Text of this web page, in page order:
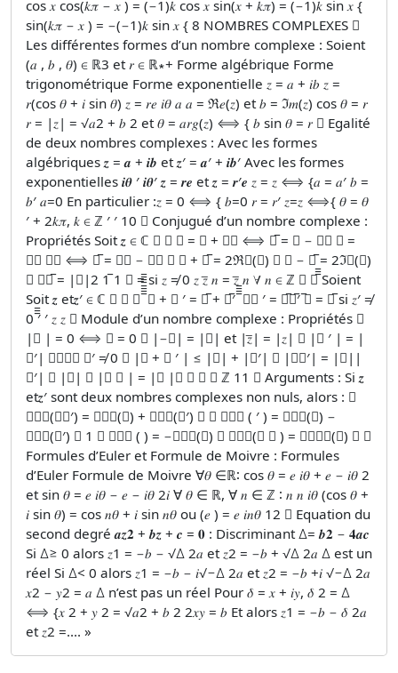
cos 𝑥 cos(𝑘𝜋 − 𝑥 ) = (−1)𝑘 cos 𝑥 sin(𝑥 + 𝑘𝜋) = (−1)𝑘 sin 𝑥 {
sin(𝑘𝜋 − 𝑥 ) = −(−1)𝑘 sin 𝑥 { 8 NOMBRES COMPLEXES 
Les différentes formes d’un nombre complexe : Soient
(𝑎 , 𝑏 , 𝜃) ∈ ℝ3 et 𝑟 ∈ ℝ∗+ Forme algébrique Forme
trigonométrique Forme exponentielle 𝑧 = 𝑎 + 𝑖𝑏 𝑧 =
𝑟(cos 𝜃 + 𝑖 sin 𝜃) 𝑧 = 𝑟𝑒 𝑖𝜃 𝑎 𝑎 = ℜ𝑒(𝑧) et 𝑏 = ℑ𝑚(𝑧) cos 𝜃 = 𝑟
𝑟 = |𝑧| = √𝑎2 + 𝑏 2 et 𝜃 = 𝑎𝑟𝑔(𝑧) ⟺ { 𝑏 sin 𝜃 = 𝑟  Egalité
de deux nombres complexes : Avec les formes
algébriques 𝒛 = 𝒂 + 𝒊𝒃 et 𝒛′ = 𝒂′ + 𝒊𝒃′ Avec les formes
exponentielles 𝒊𝜽 ′ 𝒊𝜽′ 𝒛 = 𝒓𝒆 et 𝒛 = 𝒓′𝒆 𝑧 = 𝑧 ⟺ {𝑎 = 𝑎′ 𝑏 =
𝑏′ 𝑎=0 En particulier :𝑧 = 0 ⟺ { 𝑏=0 𝑟 = 𝑟′ 𝑧=𝑧 ⟺{ 𝜃 = 𝜃
′ + 2𝑘𝜋, 𝑘 ∈ ℤ ′ ′ 10  Conjugué d’un nombre complexe :
Propriétés Soit 𝒛 ∈ ℂ   𝑧 = 𝑎 + 𝑖𝑏 ⟺ 𝑧̅ = 𝑎 − 𝑖𝑏 𝑧 =
𝑟𝑒 𝑖𝜃 ⟺ 𝑧̅ = 𝑟𝑒 − 𝑖𝜃  𝑧 + 𝑧̅ = 2ℜ𝑒(𝑧)  𝑧 − 𝑧̅ = 2ℑ𝑚(𝑧)
 𝑧𝑧̅ = |𝑧|2 1̅ 1  = si 𝑧 ≠ 0 𝑧 𝑧̅ 𝑛 = 𝑧̅ 𝑛 ∀ 𝑛 ∈ ℤ  𝑧̅̅̅ Soient
Soit 𝒛 et𝒛′ ∈ ℂ    ̅̅̅̅̅̅̅̅ 𝑧 + 𝑧 ′ = 𝑧̅ + 𝑧̅′ ̅̅̅̅ 𝑧𝑧 ′ = 𝑧̅𝑧̅′ ̅𝑧 = 𝑧̅ si 𝑧′ ≠
0 ̅̅̅′ ′ 𝑧 𝑧  Module d’un nombre complexe : Propriétés 
|𝑧 | = 0 ⟺ 𝑧 = 0  |−𝑧| = |𝑧| et |𝑧̅| = |𝑧|  |𝑧 ′ | = |
𝑧′| 𝑎𝑣𝑒𝑐 𝑧′ ≠ 0  |𝑧 + 𝑧 ′ | ≤ |𝑧| + |𝑧′|  |𝑧𝑧′| = |𝑧||
𝑧′| 𝑧 |𝑧|  |𝑧 𝑛 | = |𝑧 |𝑛 ∀ 𝑛 ∈ ℤ 11  Arguments : Si 𝒛
et𝒛′ sont deux nombres complexes non nuls, alors : 
𝑎𝑟𝑔(𝑧𝑧′) = 𝑎𝑟𝑔(𝑧) + 𝑎𝑟𝑔(𝑧′) 𝑧  𝑎𝑟𝑔 ( ′ ) = 𝑎𝑟𝑔(𝑧) −
𝑎𝑟𝑔(𝑧′) 𝑧 1  𝑎𝑟𝑔 ( ) = −𝑎𝑟𝑔(𝑧)  𝑎𝑟𝑔(𝑧 𝑛 ) = 𝑛𝑎𝑟𝑔(𝑧) 𝑧 
Formules d’Euler et Formule de Moivre : Formules
d’Euler Formule de Moivre ∀𝜃 ∈ℝ∶ cos 𝜃 = 𝑒 𝑖𝜃 + 𝑒 − 𝑖𝜃 2
et sin 𝜃 = 𝑒 𝑖𝜃 − 𝑒 − 𝑖𝜃 2𝑖 ∀ 𝜃 ∈ ℝ, ∀ 𝑛 ∈ ℤ ∶ 𝑛 𝑛 𝑖𝜃 (cos 𝜃 +
𝑖 sin 𝜃) = cos 𝑛𝜃 + 𝑖 sin 𝑛𝜃 ou (𝑒 ) = 𝑒 𝑖𝑛𝜃 12  Equation du
second degré 𝒂𝒛𝟐 + 𝒃𝒛 + 𝒄 = 𝟎 : Discriminant ∆= 𝒃𝟐 − 𝟒𝒂𝒄
Si ∆≥ 0 alors 𝑧1 = −𝑏 − √∆ 2𝑎 et 𝑧2 = −𝑏 + √∆ 2𝑎 ∆ est un
réel Si ∆< 0 alors 𝑧1 = −𝑏 − 𝑖√−∆ 2𝑎 et 𝑧2 = −𝑏 +𝑖 √−∆ 2𝑎
𝑥2 − 𝑦2 = 𝑎 ∆ n’est pas un réel Pour 𝛿 = 𝑥 + 𝑖𝑦, 𝛿 2 = ∆
⟺ {𝑥 2 + 𝑦 2 = √𝑎2 + 𝑏 2 2𝑥𝑦 = 𝑏 Et alors 𝑧1 = −𝑏 − 𝛿 2𝑎
et 𝑧2 =.... »